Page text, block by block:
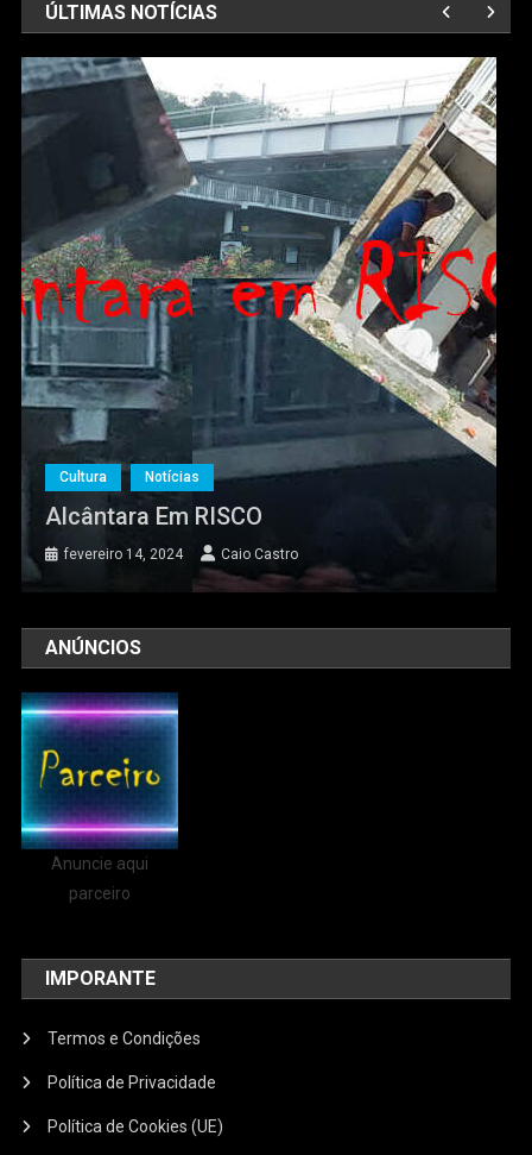
ÚLTIMAS NOTÍCIAS
Cultura Notícias
Alcântara Em RISCO
fevereiro 14, 2024 Caio Castro
ANÚNCIOS
Anuncie aqui
parceiro
IMPORANTE
Termos e Condições
Política de Privacidade
Política de Cookies (UE)